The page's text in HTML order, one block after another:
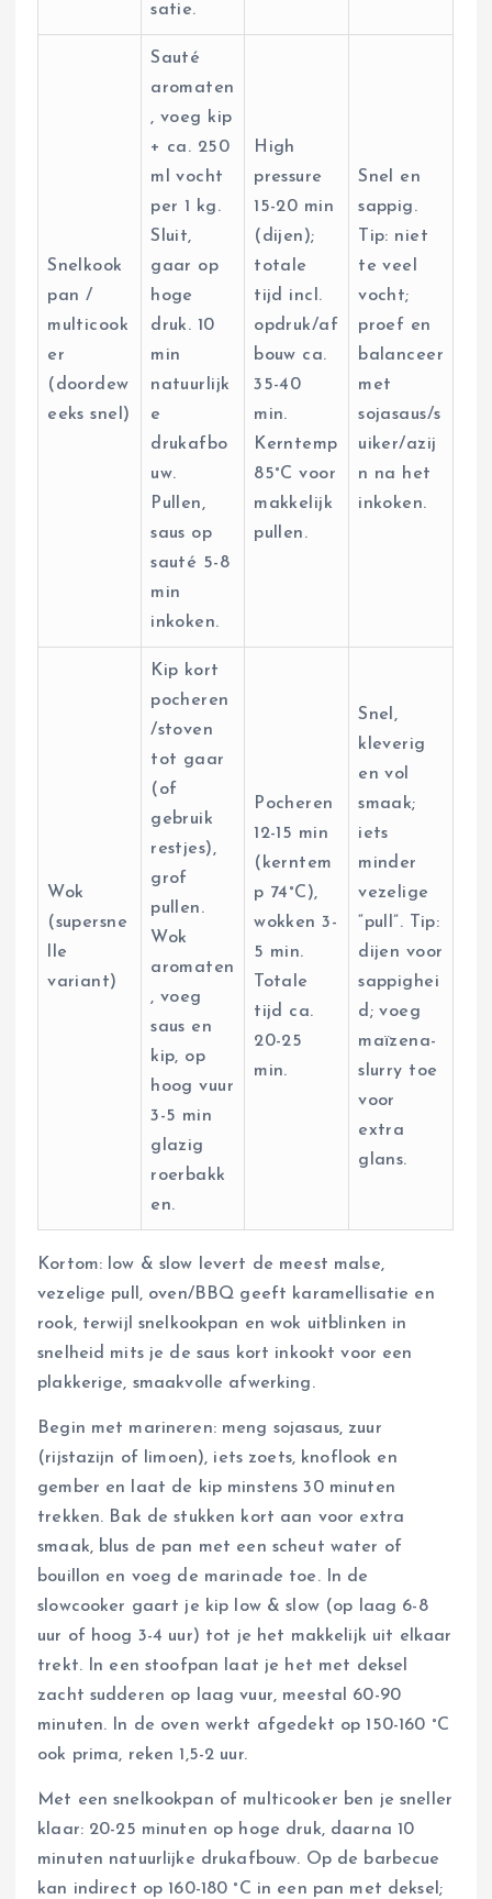
satie.
Snelkook
pan /
multicook
er
(doordew
eeks snel)
Sauté
aromaten
, voeg kip
+ ca. 250
ml vocht
per 1 kg.
Sluit,
gaar op
hoge
druk. 10
min
natuurlijk
e
drukafbo
uw.
Pullen,
saus op
sauté 5-8
min
inkoken.
High
pressure
15-20 min
(dijen);
totale
tijd incl.
opdruk/af
bouw ca.
35-40
min.
Kerntemp
85°C voor
makkelijk
pullen.
Snel en
sappig.
Tip: niet
te veel
vocht;
proef en
balanceer
met
sojasaus/s
uiker/azij
n na het
inkoken.
Wok
(supersne
lle
variant)
Kip kort
pocheren
/stoven
tot gaar
(of
gebruik
restjes),
grof
pullen.
Wok
aromaten
, voeg
saus en
kip, op
hoog vuur
3-5 min
glazig
roerbakk
en.
Pocheren
12-15 min
(kerntem
p 74°C),
wokken 3-
5 min.
Totale
tijd ca.
20-25
min.
Snel,
kleverig
en vol
smaak;
iets
minder
vezelige
“pull”. Tip:
dijen voor
sappighei
d; voeg
maïzena-
slurry toe
voor
extra
glans.
Kortom: low & slow levert de meest malse,
vezelige pull, oven/BBQ geeft karamellisatie en
rook, terwijl snelkookpan en wok uitblinken in
snelheid mits je de saus kort inkookt voor een
plakkerige, smaakvolle afwerking.
Begin met marineren: meng sojasaus, zuur
(rijstazijn of limoen), iets zoets, knoflook en
gember en laat de kip minstens 30 minuten
trekken. Bak de stukken kort aan voor extra
smaak, blus de pan met een scheut water of
bouillon en voeg de marinade toe. In de
slowcooker gaart je kip low & slow (op laag 6-8
uur of hoog 3-4 uur) tot je het makkelijk uit elkaar
trekt. In een stoofpan laat je het met deksel
zacht sudderen op laag vuur, meestal 60-90
minuten. In de oven werkt afgedekt op 150-160 °C
ook prima, reken 1,5-2 uur.
Met een snelkookpan of multicooker ben je sneller
klaar: 20-25 minuten op hoge druk, daarna 10
minuten natuurlijke drukafbouw. Op de barbecue
kan indirect op 160-180 °C in een pan met deksel;